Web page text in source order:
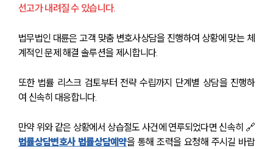
선고가 내려질 수 있습니다.
법무법인 대륜은 고객 맞춤 변호사상담을 진행하여 상황에 맞는 체
계적인 문제 해결 솔루션을 제시합니다.
또한 법률 리스크 검토부터 전략 수립까지 단계별 상담을 진행하
여 신속히 대응합니다.
만약 위와 같은 상황에서 상습절도 사건에 연루되었다면 신속히 🔗
법률상담변호사 법률상담예약을 통해 조력을 요청해 주시길 바랍